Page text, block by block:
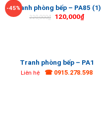
-45%Tranh phòng bếp – PA85 (1)
220,000₫ 120,000₫
Tranh phòng bếp – PA1
Liên hệ ☎ 0915.278.598